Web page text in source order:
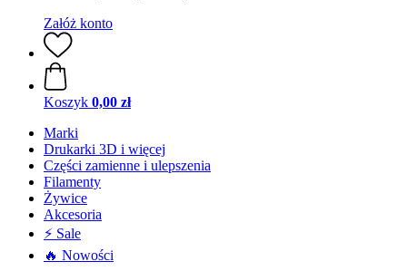
Załóż konto
Koszyk 0,00 zł
Marki
Drukarki 3D i więcej
Części zamienne i ulepszenia
Filamenty
Żywice
Akcesoria
⚡ Sale
🔥 Nowości